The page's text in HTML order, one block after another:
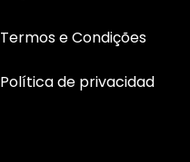
Termos e Condições
Política de privacidad